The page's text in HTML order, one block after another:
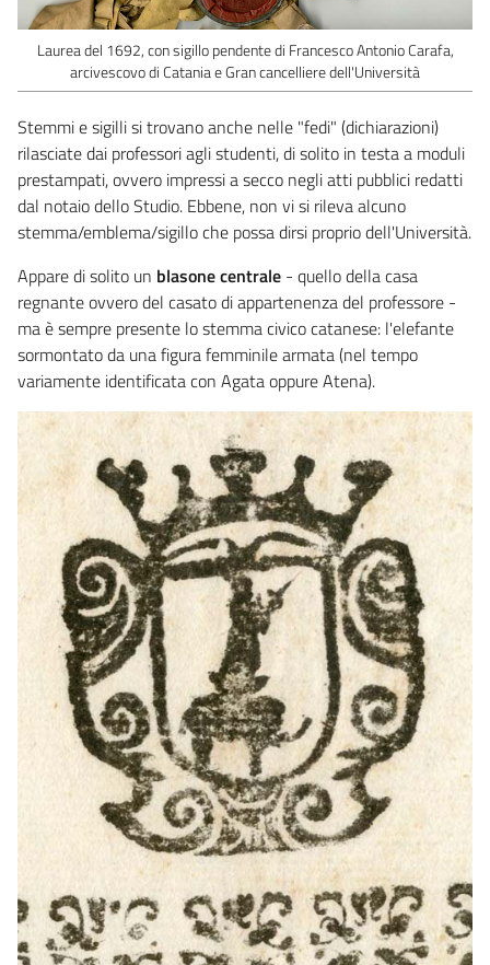
Laurea del 1692, con sigillo pendente di Francesco Antonio Carafa,
arcivescovo di Catania e Gran cancelliere dell'Università
Stemmi e sigilli si trovano anche nelle "fedi" (dichiarazioni)
rilasciate dai professori agli studenti, di solito in testa a moduli
prestampati, ovvero impressi a secco negli atti pubblici redatti
dal notaio dello Studio. Ebbene, non vi si rileva alcuno
stemma/emblema/sigillo che possa dirsi proprio dell'Università.
Appare di solito un blasone centrale - quello della casa
regnante ovvero del casato di appartenenza del professore -
ma è sempre presente lo stemma civico catanese: l'elefante
sormontato da una figura femminile armata (nel tempo
variamente identificata con Agata oppure Atena).